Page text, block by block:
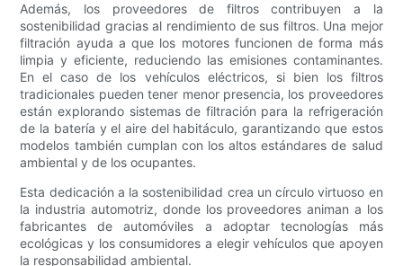
Además, los proveedores de filtros contribuyen a la
sostenibilidad gracias al rendimiento de sus filtros. Una mejor
filtración ayuda a que los motores funcionen de forma más
limpia y eficiente, reduciendo las emisiones contaminantes.
En el caso de los vehículos eléctricos, si bien los filtros
tradicionales pueden tener menor presencia, los proveedores
están explorando sistemas de filtración para la refrigeración
de la batería y el aire del habitáculo, garantizando que estos
modelos también cumplan con los altos estándares de salud
ambiental y de los ocupantes.
Esta dedicación a la sostenibilidad crea un círculo virtuoso en
la industria automotriz, donde los proveedores animan a los
fabricantes de automóviles a adoptar tecnologías más
ecológicas y los consumidores a elegir vehículos que apoyen
la responsabilidad ambiental.